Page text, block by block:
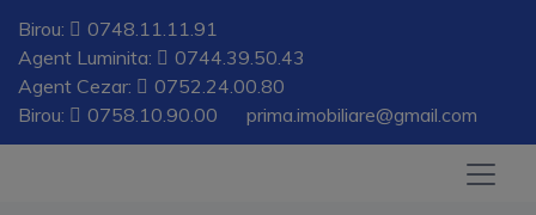
Birou:
0748.11.11.91
Agent Luminita:
0744.39.50.43
Agent Cezar:
0752.24.00.80
Birou:
0758.10.90.00 prima.imobiliare@gmail.com